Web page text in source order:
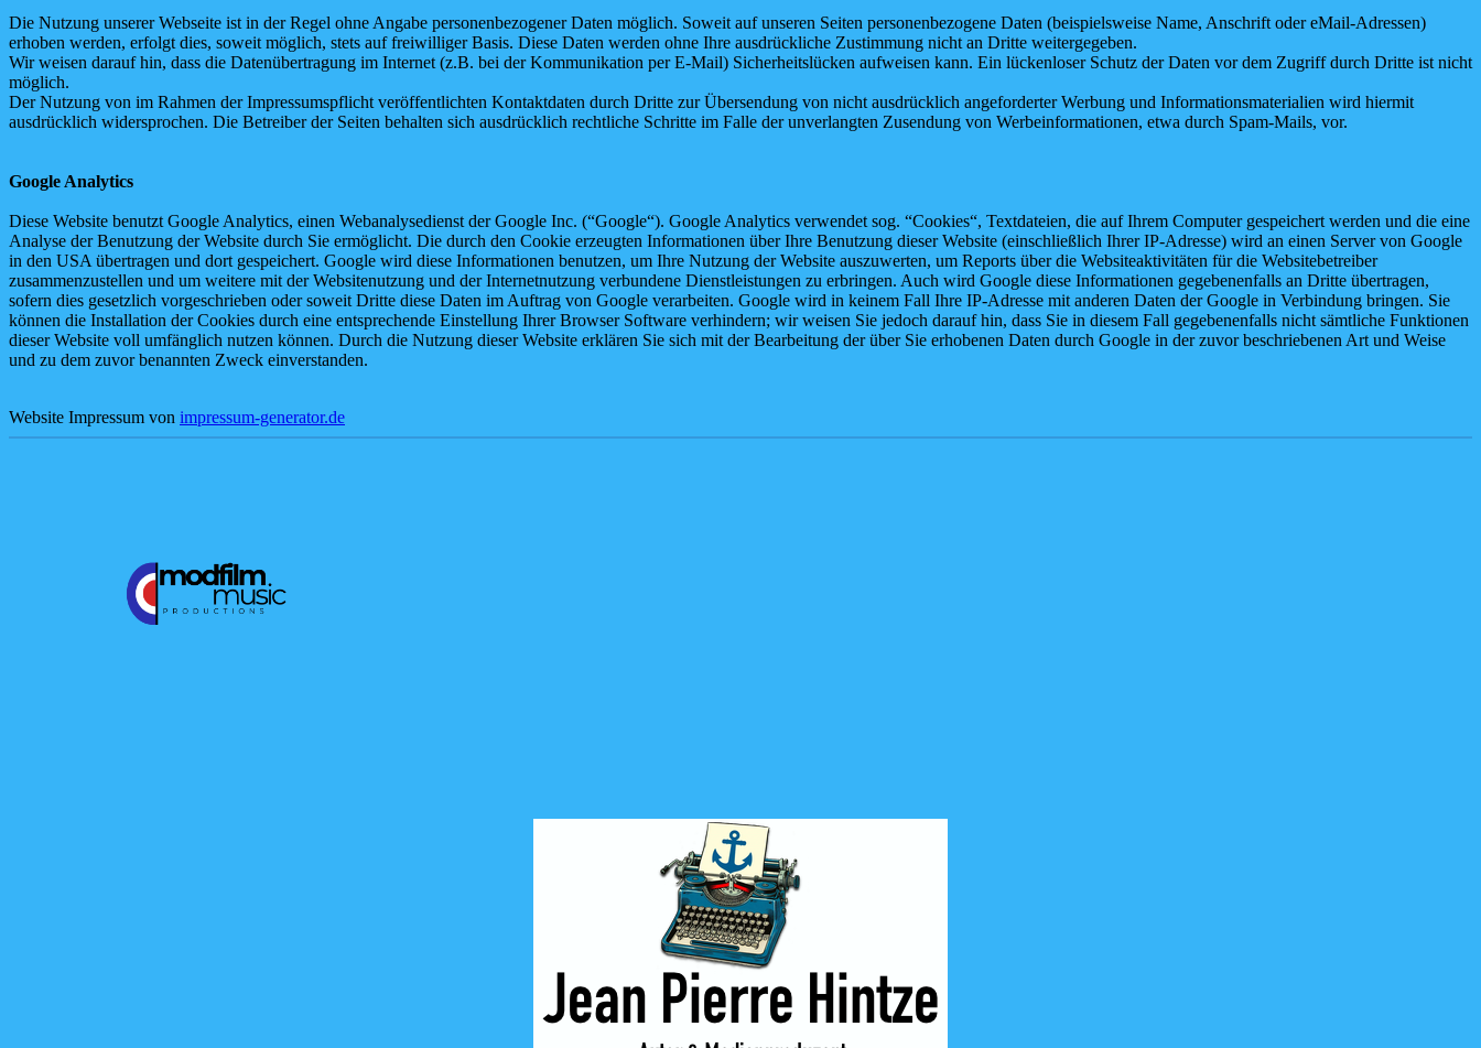
Die Nutzung unserer Webseite ist in der Regel ohne Angabe personenbezogener Daten möglich. Soweit auf unseren Seiten personenbezogene Daten (beispielsweise Name, Anschrift oder eMail-Adressen)
erhoben werden, erfolgt dies, soweit möglich, stets auf freiwilliger Basis. Diese Daten werden ohne Ihre ausdrückliche Zustimmung nicht an Dritte weitergegeben.
Wir weisen darauf hin, dass die Datenübertragung im Internet (z.B. bei der Kommunikation per E-Mail) Sicherheitslücken aufweisen kann. Ein lückenloser Schutz der Daten vor dem Zugriff durch Dritte ist nicht
möglich.
Der Nutzung von im Rahmen der Impressumspflicht veröffentlichten Kontaktdaten durch Dritte zur Übersendung von nicht ausdrücklich angeforderter Werbung und Informationsmaterialien wird hiermit
ausdrücklich widersprochen. Die Betreiber der Seiten behalten sich ausdrücklich rechtliche Schritte im Falle der unverlangten Zusendung von Werbeinformationen, etwa durch Spam-Mails, vor.
Google Analytics
Diese Website benutzt Google Analytics, einen Webanalysedienst der Google Inc. (“Google“). Google Analytics verwendet sog. “Cookies“, Textdateien, die auf Ihrem Computer gespeichert werden und die eine
Analyse der Benutzung der Website durch Sie ermöglicht. Die durch den Cookie erzeugten Informationen über Ihre Benutzung dieser Website (einschließlich Ihrer IP-Adresse) wird an einen Server von Google
in den USA übertragen und dort gespeichert. Google wird diese Informationen benutzen, um Ihre Nutzung der Website auszuwerten, um Reports über die Websiteaktivitäten für die Websitebetreiber
zusammenzustellen und um weitere mit der Websitenutzung und der Internetnutzung verbundene Dienstleistungen zu erbringen. Auch wird Google diese Informationen gegebenenfalls an Dritte übertragen,
sofern dies gesetzlich vorgeschrieben oder soweit Dritte diese Daten im Auftrag von Google verarbeiten. Google wird in keinem Fall Ihre IP-Adresse mit anderen Daten der Google in Verbindung bringen. Sie
können die Installation der Cookies durch eine entsprechende Einstellung Ihrer Browser Software verhindern; wir weisen Sie jedoch darauf hin, dass Sie in diesem Fall gegebenenfalls nicht sämtliche Funktionen
dieser Website voll umfänglich nutzen können. Durch die Nutzung dieser Website erklären Sie sich mit der Bearbeitung der über Sie erhobenen Daten durch Google in der zuvor beschriebenen Art und Weise
und zu dem zuvor benannten Zweck einverstanden.
Website Impressum von impressum-generator.de